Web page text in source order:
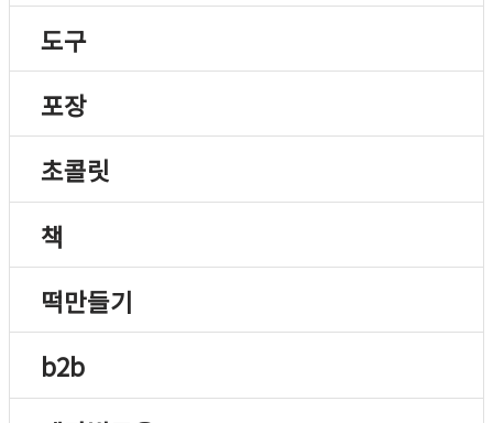
도구
포장
초콜릿
책
떡만들기
b2b